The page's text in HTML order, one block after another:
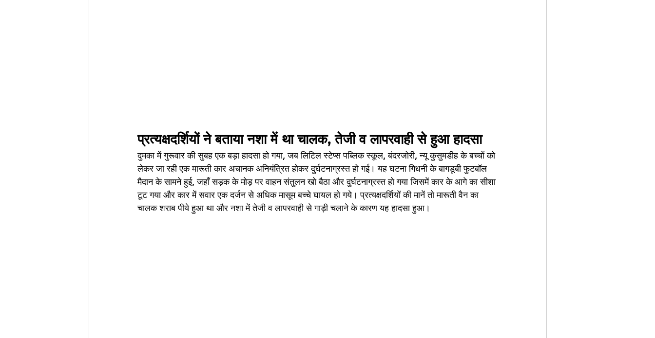
प्रत्यक्षदर्शियों ने बताया नशा में था चालक, तेजी व लापरवाही से हुआ हादसा
दुमका में गुरूवार की सुबह एक बड़ा हादसा हो गया, जब लिटिल स्टेप्स पब्लिक स्कूल, बंदरजोरी, न्यू कुसुमडीह के बच्चों को
लेकर जा रही एक मारूती कार अचानक अनियंत्रित होकर दुर्घटनाग्रस्त हो गई। यह घटना गिधनी के बागडूबी फुटबॉल
मैदान के सामने हुई, जहाँ सड़क के मोड़ पर वाहन संतुलन खो बैठा और दुर्घटनाग्रस्त हो गया जिसमें कार के आगे का सीशा
टूट गया और कार में सवार एक दर्जन से अधिक मासूम बच्चे घायल हो गये। प्रत्यक्षदर्शियों की मानें तो मारूती वैन का
चालक शराब पीये हुआ था और नशा में तेजी व लापरवाही से गाड़ी चलाने के कारण यह हादसा हुआ।